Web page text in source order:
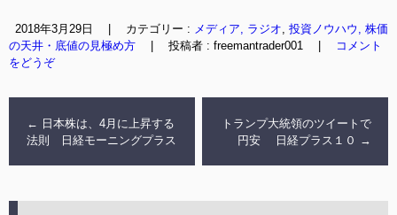
2018年3月29日 カテゴリー : メディア, ラジオ, 投資ノウハウ, 株価
の天井・底値の見極め方
投稿者 : freemantrader001
コメント
をどうぞ
← 日本株は、4月に上昇する
法則 日経モーニングプラス
トランプ大統領のツイートで
円安 日経プラス１０ →